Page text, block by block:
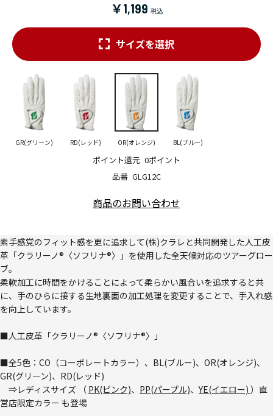
￥1,199
品番 GLG12C
ポイント還元 0ポイント
サイズを選択
GR(グリーン) RD(レッド) OR(オレンジ) BL(ブルー)
商品のお問い合わせ
素手感覚のフィット感を更に追求して(株)クラレと共同開発した人工皮
革「クラリーノ®〈ソフリナ®〉」を使用した全天候対応のツアーグロー
ブ。
柔軟加工に時間をかけることによって柔らかい風合いを追求すると共
に、手のひらに接する生地裏面の加工処理を変更することで、手入れ感
を向上しています。
■人工皮革「クラリーノ®〈ソフリナ®〉」
■全5色：CO（コーポレートカラー）、BL(ブルー)、OR(オレンジ)、
GR(グリーン)、RD(レッド)
⇒レディスサイズ （ PK(ピンク)、 PP(パープル)、 YE(イエロー) ）直
営店限定カラー も登場